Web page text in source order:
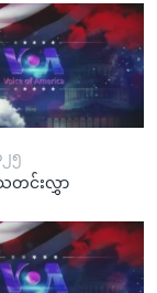
၂၅
တင်းလွှာ